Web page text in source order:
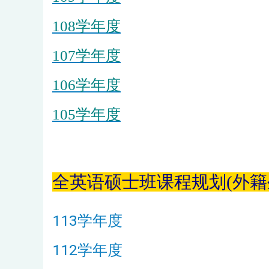
108学年度
107学年度
106学年度
105学年度
全英语硕士班课程规划(外
113学年度
112学年度